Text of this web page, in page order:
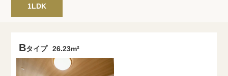
1LDK
Bタイプ 26.23m²